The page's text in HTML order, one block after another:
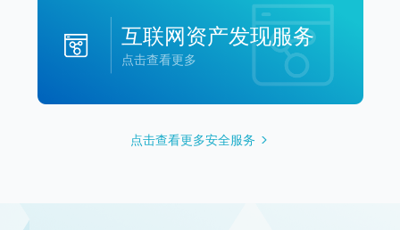
互联网资产发现服务
点击查看更多
点击查看更多安全服务